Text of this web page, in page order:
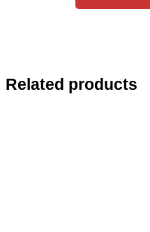
Related products